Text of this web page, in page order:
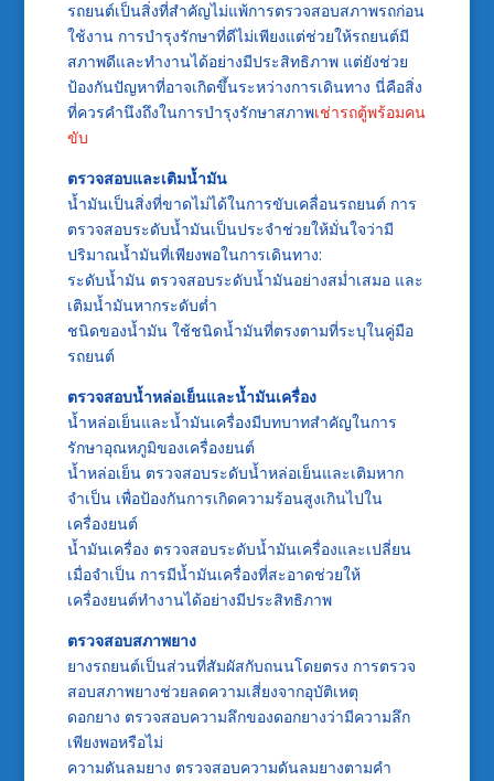
รถยนต์เป็นสิ่งที่สำคัญไม่แพ้การตรวจสอบสภาพรถก่อน
ใช้งาน การบำรุงรักษาที่ดีไม่เพียงแต่ช่วยให้รถยนต์มี
สภาพดีและทำงานได้อย่างมีประสิทธิภาพ แต่ยังช่วย
ป้องกันปัญหาที่อาจเกิดขึ้นระหว่างการเดินทาง นี่คือสิ่ง
ที่ควรคำนึงถึงในการบำรุงรักษาสภาพเช่ารถตู้พร้อมคน
ขับ
ตรวจสอบและเติมน้ำมัน
น้ำมันเป็นสิ่งที่ขาดไม่ได้ในการขับเคลื่อนรถยนต์ การ
ตรวจสอบระดับน้ำมันเป็นประจำช่วยให้มั่นใจว่ามี
ปริมาณน้ำมันที่เพียงพอในการเดินทาง:
ระดับน้ำมัน ตรวจสอบระดับน้ำมันอย่างสม่ำเสมอ และ
เติมน้ำมันหากระดับต่ำ
ชนิดของน้ำมัน ใช้ชนิดน้ำมันที่ตรงตามที่ระบุในคู่มือ
รถยนต์
ตรวจสอบน้ำหล่อเย็นและน้ำมันเครื่อง
น้ำหล่อเย็นและน้ำมันเครื่องมีบทบาทสำคัญในการ
รักษาอุณหภูมิของเครื่องยนต์
น้ำหล่อเย็น ตรวจสอบระดับน้ำหล่อเย็นและเติมหาก
จำเป็น เพื่อป้องกันการเกิดความร้อนสูงเกินไปใน
เครื่องยนต์
น้ำมันเครื่อง ตรวจสอบระดับน้ำมันเครื่องและเปลี่ยน
เมื่อจำเป็น การมีน้ำมันเครื่องที่สะอาดช่วยให้
เครื่องยนต์ทำงานได้อย่างมีประสิทธิภาพ
ตรวจสอบสภาพยาง
ยางรถยนต์เป็นส่วนที่สัมผัสกับถนนโดยตรง การตรวจ
สอบสภาพยางช่วยลดความเสี่ยงจากอุบัติเหตุ
ดอกยาง ตรวจสอบความลึกของดอกยางว่ามีความลึก
เพียงพอหรือไม่
ความดันลมยาง ตรวจสอบความดันลมยางตามคำ